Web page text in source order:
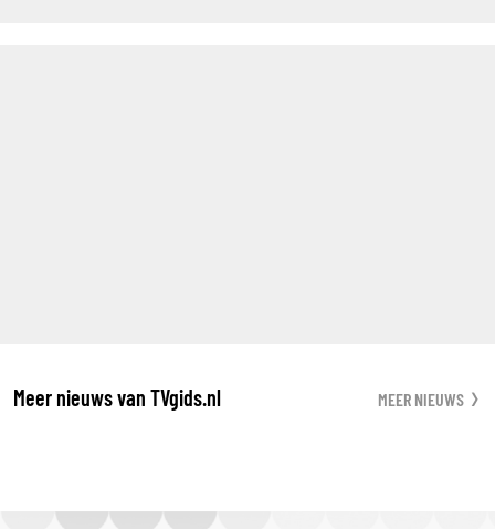
Meer nieuws van TVgids.nl MEER NIEUWS